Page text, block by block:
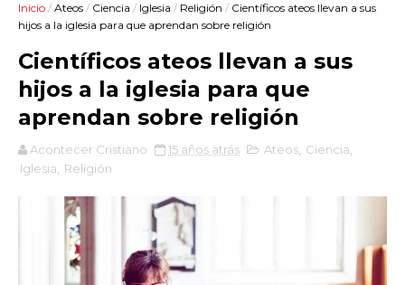
Inicio / Ateos / Ciencia / Iglesia / Religión / Científicos ateos llevan a sus
hijos a la iglesia para que aprendan sobre religión
Científicos ateos llevan a sus
hijos a la iglesia para que
aprendan sobre religión
Acontecer Cristiano 15 años atrás Ateos Ciencia
Iglesia
Religión